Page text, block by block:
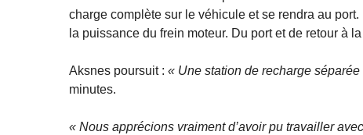
charge complète sur le véhicule et se rendra au
la puissance du frein moteur. Du port et de retour à
Aksnes poursuit : « Une station de recharge
minutes.
« Nous apprécions vraiment d’avoir pu travailler